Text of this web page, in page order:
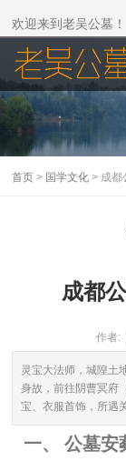
欢迎来到老吴公墓！
首页 > 国学文化 > 成都
成都
作者:
灵宝大法师，城隍土
身故，前往阴曹冥府
宝、衣服首饰，所遇
一、 公墓安